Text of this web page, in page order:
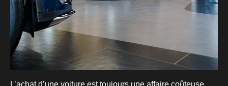
L’achat d’une voiture est toujours une affaire coûteuse.